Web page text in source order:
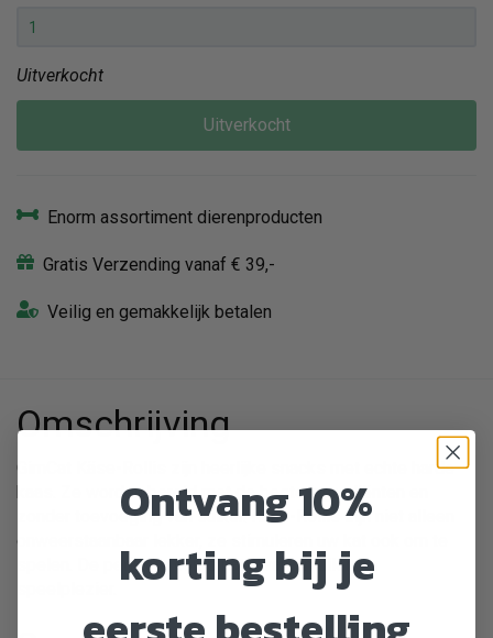
Uitverkocht
Uitverkocht
Enorm assortiment dierenproducten
Gratis Verzending vanaf € 39,-
Veilig en gemakkelijk betalen
Omschrijving
GimCat Käse-Rollis zijn heerlijke snacks met echte harde
kaas. Ze worden bereid met de beste ingrediënten en
zonder toevoeging van suiker. Kaas-Rollis zijn niet alleen
onweerstaanbaar lekker, ze stimuleren uw kat ook om te
spelen. De perfecte combinatie van smullen en
Ontvang 10%
korting bij je